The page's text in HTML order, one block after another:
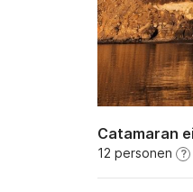
Catamaran
12 personen ?